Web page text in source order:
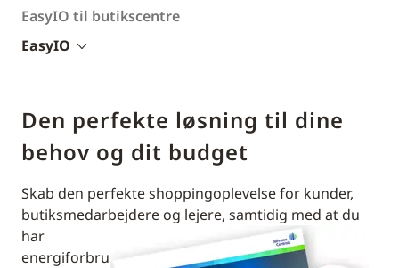
EasyIO til butikscentre
EasyIO
Den perfekte løsning til dine
behov og dit budget
Skab den perfekte shoppingoplevelse for kunder,
butiksmedarbejdere og lejere, samtidig med at du
har
energiforbru